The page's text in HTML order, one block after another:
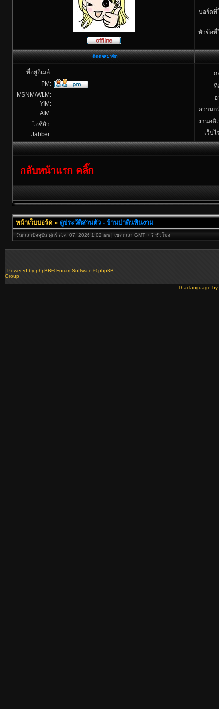
บอร์ดที่
หัวข้อที่
ติดต่อสมาชิก
ที่อยู่อีเมล์:
PM:
MSNM/WLM:
YIM:
AIM:
ไอซีคิว:
Jabber:
ก
ที่
อ
ความถ
งานอดิ
เว็บไ
กลับหน้าแรก คลิ๊ก
หน้าเว็บบอร์ด » ดูประวัติส่วนตัว - บ้านป่าดินหินงาม
วันเวลาปัจจุบัน ศุกร์ ส.ค. 07, 2026 1:02 am | เขตเวลา GMT + 7 ชั่วโมง
Powered by phpBB® Forum Software © phpBB
Group
Thai language by